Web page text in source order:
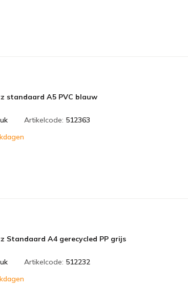
standaard A5 PVC blauw
Artikelcode: 512363
Standaard A4 gerecycled PP grijs
Artikelcode: 512232